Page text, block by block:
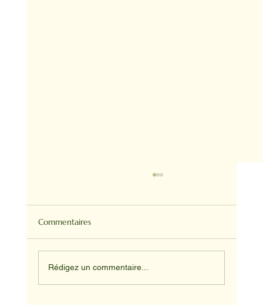
Commentaires
Rédigez un commentaire...